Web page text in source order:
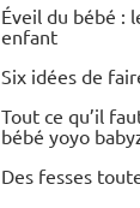
Éveil du bébé :
enfant
Six idées de
Tout ce qu’il
bébé yoyo
Des fesses